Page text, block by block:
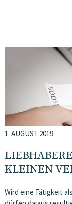
1. AUGUST 2019
LEINEN
Wird eine Tätigkeit